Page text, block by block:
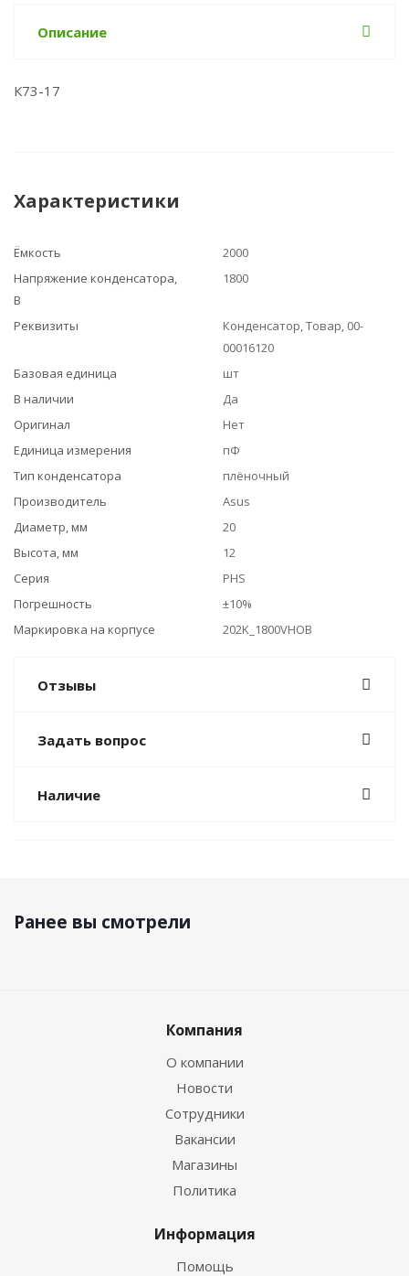
Описание
К73-17
Характеристики
Ёмкость
2000
Напряжение конденсатора,
В
1800
Реквизиты
Конденсатор, Товар, 00-
00016120
Базовая единица
шт
В наличии
Да
Оригинал
Нет
Единица измерения
пФ
Тип конденсатора
плёночный
Производитель
Asus
Диаметр, мм
20
Высота, мм
12
Серия
PHS
Погрешность
±10%
Маркировка на корпусе
202K_1800VHOB
Отзывы
Задать вопрос
Наличие
Ранее вы смотрели
Компания
О компании
Новости
Сотрудники
Вакансии
Магазины
Политика
Информация
Помощь